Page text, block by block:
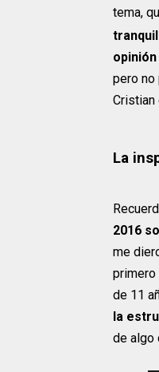
tema,
pero no
Cristian
La
2016
me
primero
de 11
la
de algo